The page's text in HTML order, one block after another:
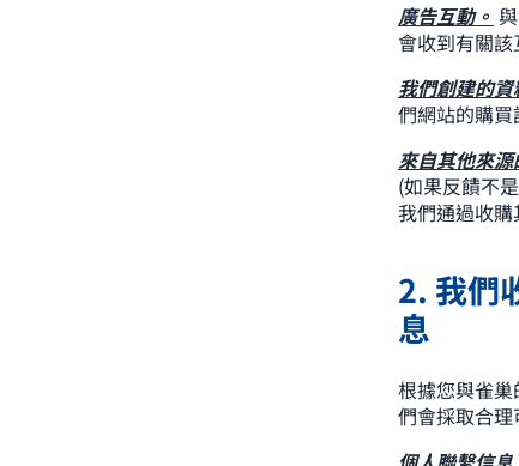
廣告互動。
會收到有關該
我們創建的資
們網站的購買
來自其他來源
(如果反饋不
我們通過收購
2. 我們
息
根據您與雀
們會採取合